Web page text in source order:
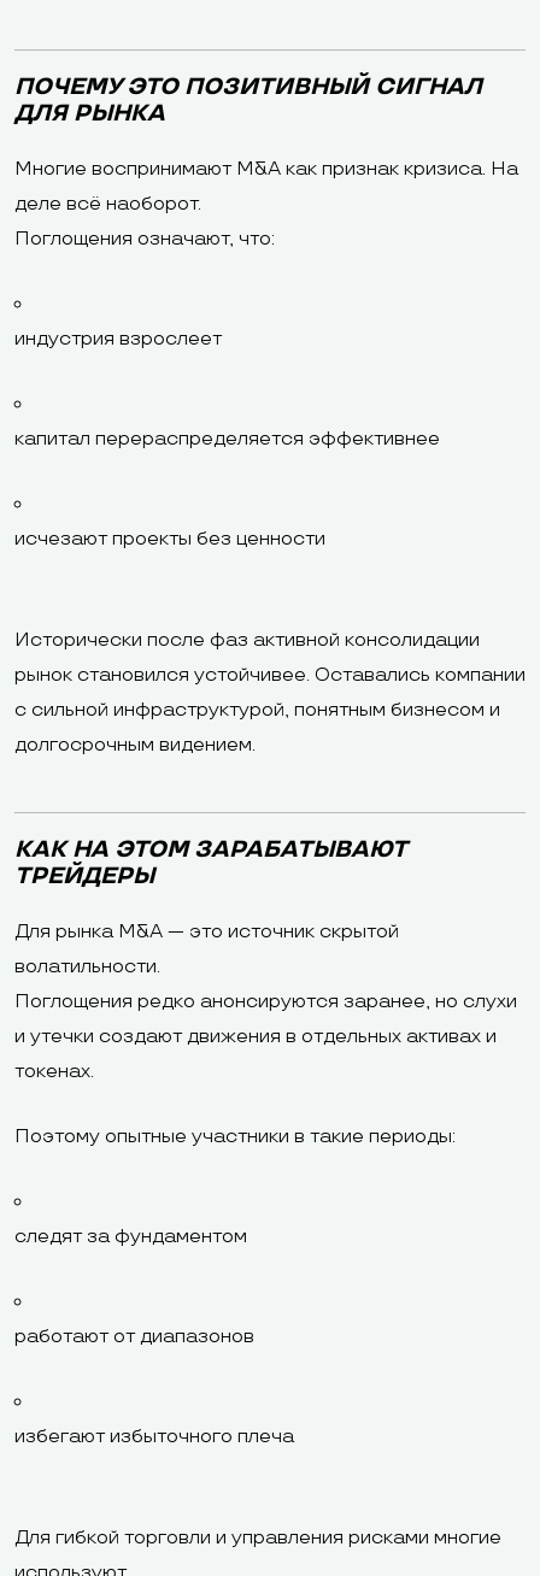
ПОЧЕМУ ЭТО ПОЗИТИВНЫЙ СИГНАЛ
ДЛЯ РЫНКА
Многие воспринимают M&A как признак кризиса. На
деле всё наоборот.
Поглощения означают, что:
индустрия взрослеет
капитал перераспределяется эффективнее
исчезают проекты без ценности
Исторически после фаз активной консолидации
рынок становился устойчивее. Оставались компании
с сильной инфраструктурой, понятным бизнесом и
долгосрочным видением.
КАК НА ЭТОМ ЗАРАБАТЫВАЮТ
ТРЕЙДЕРЫ
Для рынка M&A — это источник скрытой
волатильности.
Поглощения редко анонсируются заранее, но слухи
и утечки создают движения в отдельных активах и
токенах.
Поэтому опытные участники в такие периоды:
следят за фундаментом
работают от диапазонов
избегают избыточного плеча
Для гибкой торговли и управления рисками многие